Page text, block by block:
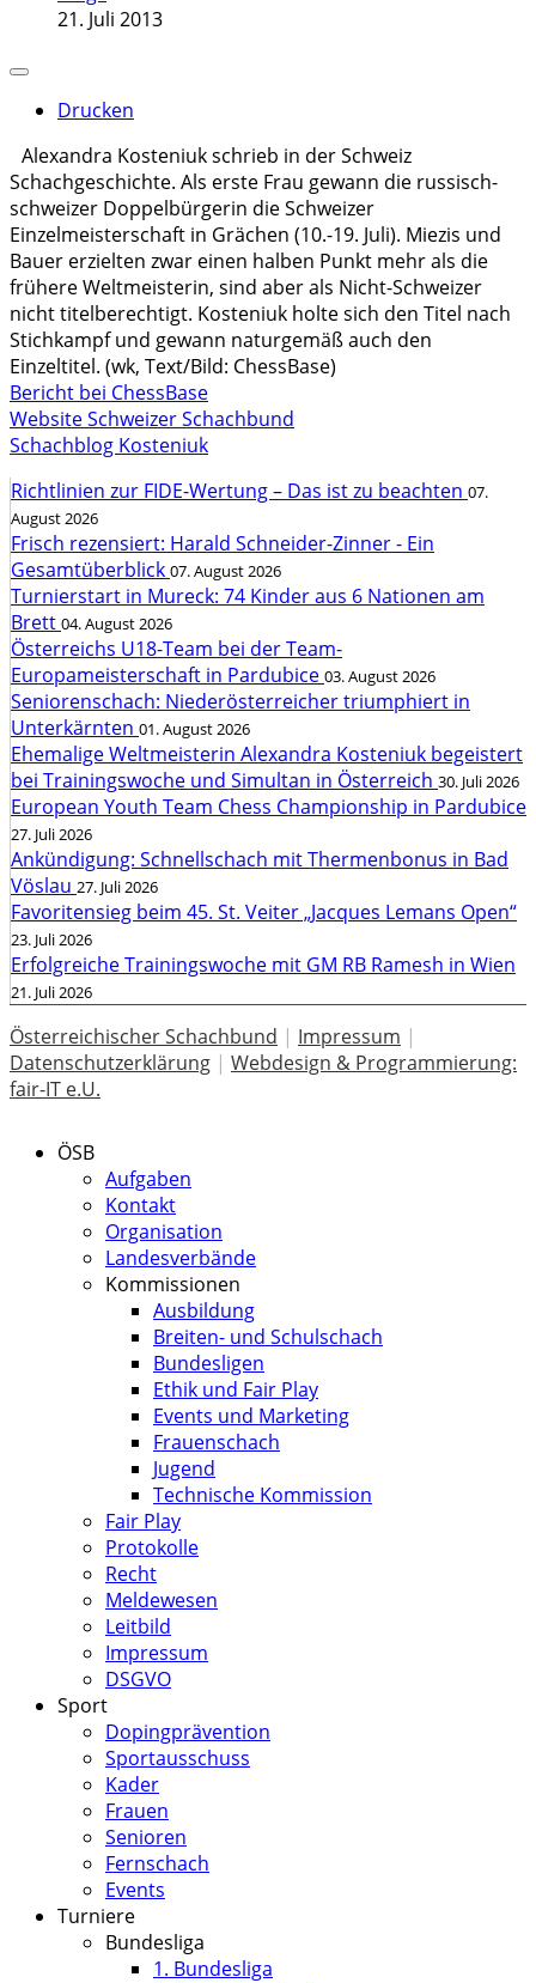
21. Juli 2013
Drucken
Alexandra Kosteniuk schrieb in der Schweiz
Schachgeschichte. Als erste Frau gewann die russisch-
schweizer Doppelbürgerin die Schweizer
Einzelmeisterschaft in Grächen (10.-19. Juli). Miezis und
Bauer erzielten zwar einen halben Punkt mehr als die
frühere Weltmeisterin, sind aber als Nicht-Schweizer
nicht titelberechtigt. Kosteniuk holte sich den Titel nach
Stichkampf und gewann naturgemäß auch den
Einzeltitel. (wk, Text/Bild: ChessBase)
Bericht bei ChessBase
Website Schweizer Schachbund
Schachblog Kosteniuk
Richtlinien zur FIDE-Wertung – Das ist zu beachten 07.
August 2026
Frisch rezensiert: Harald Schneider-Zinner - Ein
Gesamtüberblick 07. August 2026
Turnierstart in Mureck: 74 Kinder aus 6 Nationen am
Brett 04. August 2026
Österreichs U18-Team bei der Team-
Europameisterschaft in Pardubice 03. August 2026
Seniorenschach: Niederösterreicher triumphiert in
Unterkärnten 01. August 2026
Ehemalige Weltmeisterin Alexandra Kosteniuk begeistert
bei Trainingswoche und Simultan in Österreich 30. Juli 2026
European Youth Team Chess Championship in Pardubice
27. Juli 2026
Ankündigung: Schnellschach mit Thermenbonus in Bad
Vöslau 27. Juli 2026
Favoritensieg beim 45. St. Veiter „Jacques Lemans Open“
23. Juli 2026
Erfolgreiche Trainingswoche mit GM RB Ramesh in Wien
21. Juli 2026
Österreichischer Schachbund | Impressum |
Datenschutzerklärung | Webdesign & Programmierung:
fair-IT e.U.
ÖSB
Aufgaben
Kontakt
Organisation
Landesverbände
Kommissionen
Ausbildung
Breiten- und Schulschach
Bundesligen
Ethik und Fair Play
Events und Marketing
Frauenschach
Jugend
Technische Kommission
Fair Play
Protokolle
Recht
Meldewesen
Leitbild
Impressum
DSGVO
Sport
Dopingprävention
Sportausschuss
Kader
Frauen
Senioren
Fernschach
Events
Turniere
Bundesliga
1. Bundesliga